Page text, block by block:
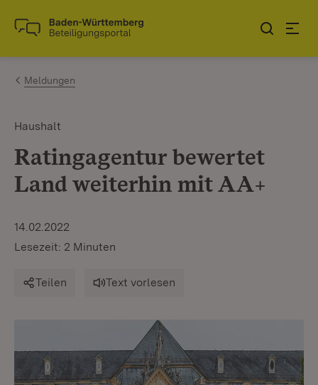
Zum Inhalt springen
Link zur Startseite
Meldungen
Haushalt
Ratingagentur bewertet
Land weiterhin mit AA+
14.02.2022
Lesezeit: 2 Minuten
Teilen Text vorlesen